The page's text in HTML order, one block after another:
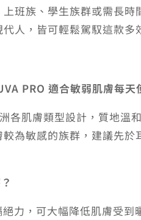
班族、學生族群或需長
人，皆可輕鬆駕馭這款多
PRO 適合敏弱肌膚每天
各肌膚類型設計，質地溫
為敏感的族群，建議先
力，可大幅降低肌膚受到